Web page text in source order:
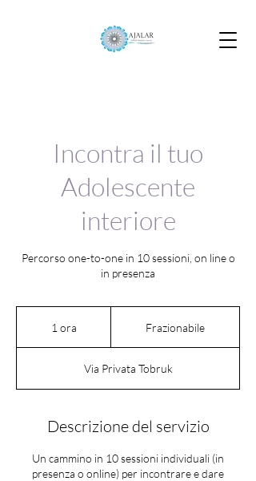
Incontra il tuo
Adolescente
interiore
Percorso one-to-one in 10 sessioni, on line o
in presenza
1 ora Frazionabile
Via Privata Tobruk
Descrizione del servizio
Un cammino in 10 sessioni individuali (in
presenza o online) per incontrare e dare